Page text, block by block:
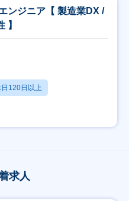
ンジニア【 製造業DX /
】
120日以上
求人